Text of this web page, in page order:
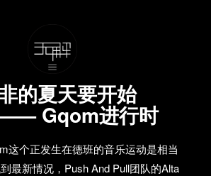
的夏天要开始
Gqom进行时
这个正发生在德班的音乐运动是相当
最新情况，Push And Pull团队的Alta